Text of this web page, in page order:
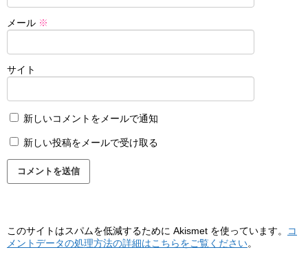
メール ※
サイト
新しいコメントをメールで通知
新しい投稿をメールで受け取る
このサイトはスパムを低減するために Akismet を使っています。
コ
メントデータの処理方法の詳細はこちらをご覧ください。